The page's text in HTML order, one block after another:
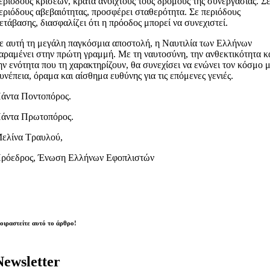
αβεβαιότητας, προσφέρει σταθερότητα. Σε περιόδους
διασφαλίζει ότι η πρόοδος μπορεί να συνεχιστεί.
αυτή τη μεγάλη παγκόσμια αποστολή, η Ναυτιλία των Ελλήνων
στην πρώτη γραμμή. Με τη ναυτοσύνη, την ανθεκτικότητα
ενότητα που τη χαρακτηρίζουν, θα συνεχίσει να ενώνει τον κόσμο
όραμα και αίσθημα ευθύνης για τις επόμενες γενιές.
Ποντοπόρος.
Πρωτοπόρος.
Τραυλού,
Ένωση Ελλήνων Εφοπλιστών
αυτό το άρθρο!